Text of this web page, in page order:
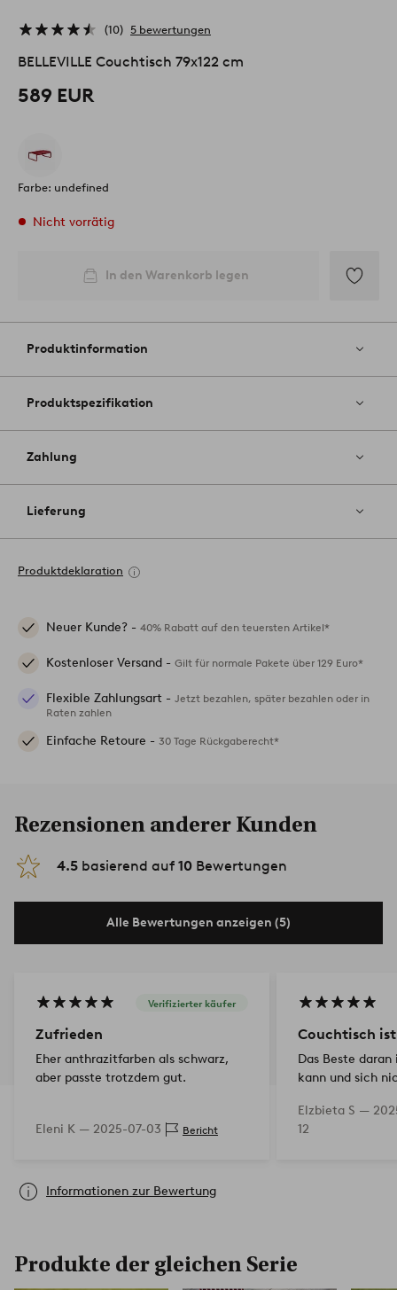
10 5 bewertungen
BELLEVILLE Couchtisch 79x122 cm
589 EUR
Farbe: undefined
Nicht vorrätig
In den Warenkorb legen
Favoriten
Produktinformation
Produktspezifikation
Zahlung
Lieferung
Produktdeklaration
Neuer Kunde? - 40% Rabatt auf den teuersten Artikel*
Kostenloser Versand - Gilt für normale Pakete über 129 Euro*
Flexible Zahlungsart - Jetzt bezahlen, später bezahlen oder in
Raten zahlen
Einfache Retoure - 30 Tage Rückgaberecht*
Rezensionen anderer Kunden
4.5 basierend auf 10 Bewertungen
Alle Bewertungen anzeigen (5)
Verifizierter käufer
Zufrieden
Eher anthrazitfarben als schwarz,
aber passte trotzdem gut.
Eleni K — 2025-07-03 Bericht
Couchtisch
Das Beste daran
kann und sich
kein Wind
👍🙂
Elzbieta S —
12
Informationen zur Bewertung
Produkte der gleichen Serie